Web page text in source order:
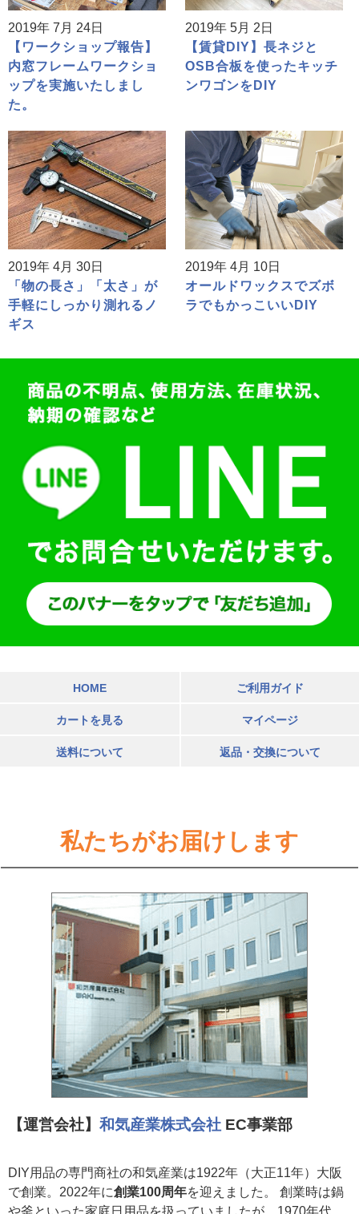
2019年 7月 24日
【ワークショップ報告】
内窓フレームワークショ
ップを実施いたしまし
た。
2019年 5月 2日
【賃貸DIY】長ネジと
OSB合板を使ったキッチ
ンワゴンをDIY
2019年 4月 30日
「物の長さ」「太さ」が
手軽にしっかり測れるノ
ギス
2019年 4月 10日
オールドワックスでズボ
ラでもかっこいいDIY
HOME ご利用ガイド
カートを見る マイページ
送料について 返品・交換について
私たちがお届けします
【運営会社】 和気産業株式会社 EC事業部
DIY用品の専門商社の和気産業は1922年（大正11年）大阪
で創業。2022年に創業100周年を迎えました。 創業時は鍋
や釜といった家庭日用品を扱っていましたが、1970年代